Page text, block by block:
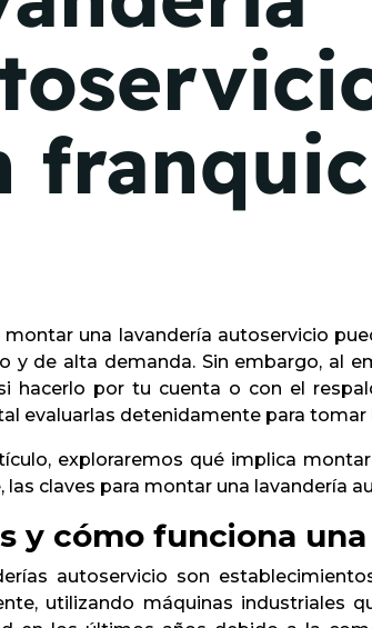
montar una lavandería autoservicio
y de alta demanda. Sin embargo, al
hacerlo por tu cuenta o con el
evaluarlas detenidamente para tomar
exploraremos qué implica
las claves para montar una lavandería
y cómo funciona
autoservicio son
utilizando máquinas industriales